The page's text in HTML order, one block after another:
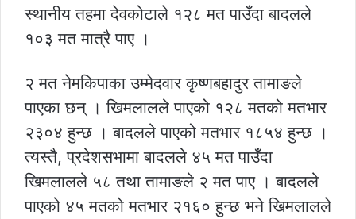
स्थानीय तहमा देवकोटाले १२८ मत पाउँदा बादलले
१०३ मत मात्रै पाए ।
२ मत नेमकिपाका उम्मेदवार कृष्णबहादुर तामाङले
पाएका छन् । खिमलालले पाएको १२८ मतको मतभार
२३०४ हुन्छ । बादलले पाएको मतभार १८५४ हुन्छ ।
त्यस्तै, प्रदेशसभामा बादलले ४५ मत पाउँदा
खिमलालले ५८ तथा तामाङले २ मत पाए । बादलले
पाएको ४५ मतको मतभार २१६० हुन्छ भने खिमलालले